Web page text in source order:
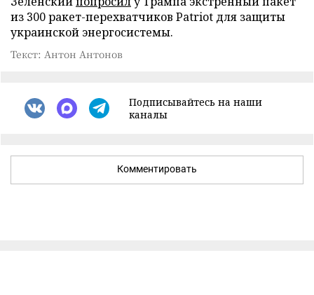
из 300 ракет-перехватчиков Patriot для защиты
украинской энергосистемы.
Текст: Антон Антонов
Подписывайтесь на наши
каналы
Комментировать